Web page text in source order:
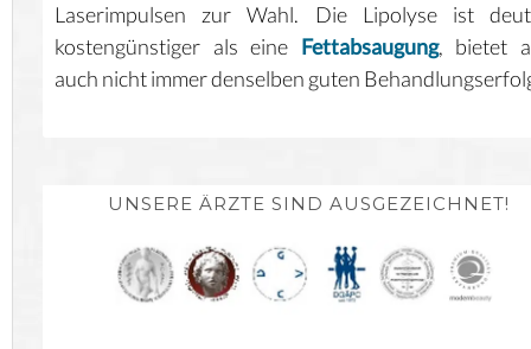
Laserimpulsen zur Wahl. Die Lipolyse ist
kostengünstiger als eine Fettabsaugung, bietet
auch nicht immer denselben guten
UNSERE ÄRZTE SIND AUSGEZEICHNET!